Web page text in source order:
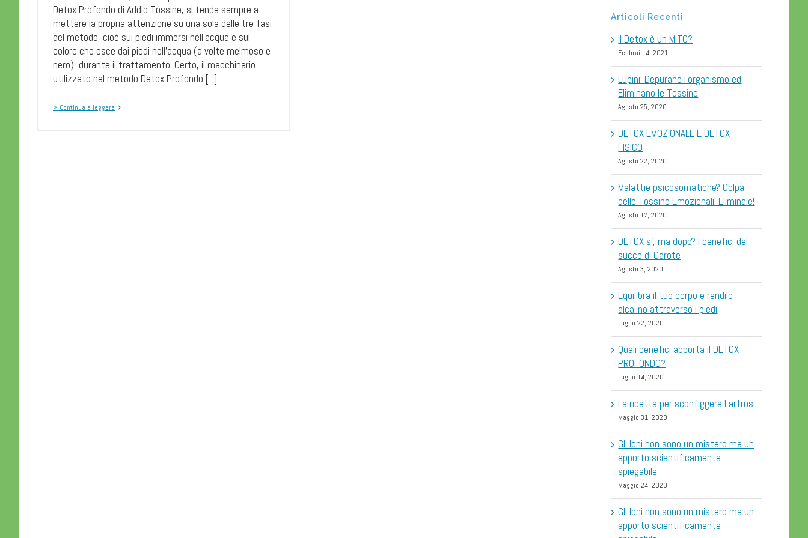
Detox Profondo di Addio Tossine, si tende sempre a
mettere la propria attenzione su una sola delle tre fasi
del metodo, cioè sui piedi immersi nell'acqua e sul
colore che esce dai piedi nell'acqua (a volte melmoso e
nero) durante il trattamento. Certo, il macchinario
utilizzato nel metodo Detox Profondo [...]
> Continua a leggere
Articoli Recenti
Il Detox è un MITO?
Febbraio 4, 2021
Lupini: Depurano l’organismo ed
Eliminano le Tossine
Agosto 25, 2020
DETOX EMOZIONALE E DETOX
FISICO
Agosto 22, 2020
Malattie psicosomatiche? Colpa
delle Tossine Emozionali! Eliminale!
Agosto 17, 2020
DETOX sì, ma dopo? I benefici del
succo di Carote
Agosto 3, 2020
Equilibra il tuo corpo e rendilo
alcalino attraverso i piedi
Luglio 22, 2020
Quali benefici apporta il DETOX
PROFONDO?
Luglio 14, 2020
La ricetta per sconfiggere l artrosi
Maggio 31, 2020
Gli Ioni non sono un mistero ma un
apporto scientificamente
spiegabile
Maggio 24, 2020
Gli Ioni non sono un mistero ma un
apporto scientificamente